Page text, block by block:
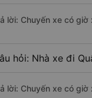
lời: Chuyến xe có
hỏi: Nhà xe đi
lời: Chuyến xe có